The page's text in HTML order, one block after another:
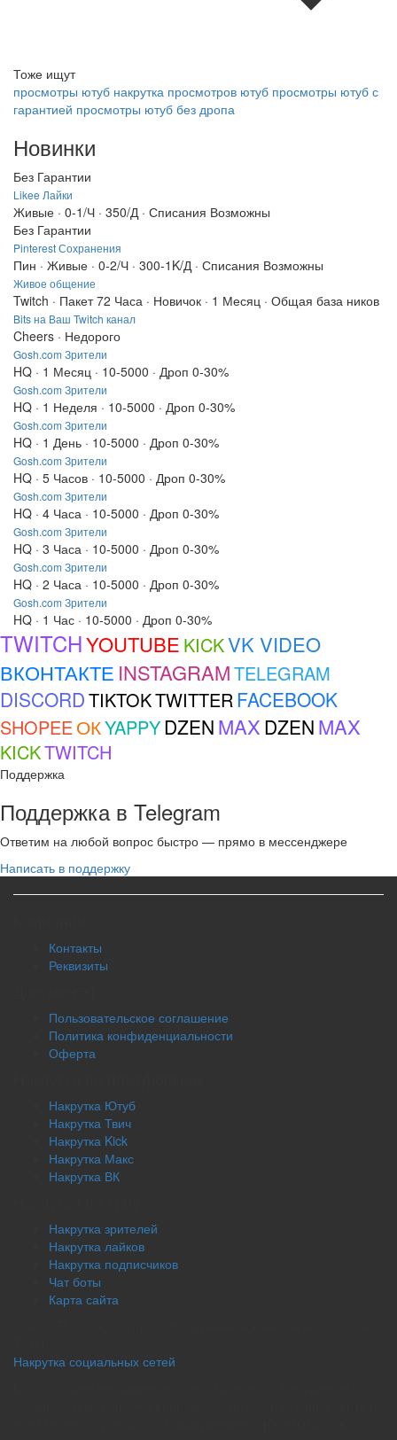
Тоже ищут
просмотры ютуб накрутка просмотров ютуб просмотры ютуб с
гарантией просмотры ютуб без дропа
Новинки
Без Гарантии
Likee Лайки
Живые · 0-1/Ч · 350/Д · Списания Возможны
Без Гарантии
Pinterest Сохранения
Пин · Живые · 0-2/Ч · 300-1K/Д · Списания Возможны
Живое общение
Twitch · Пакет 72 Часа · Новичок · 1 Месяц · Общая база ников
Bits на Ваш Twitch канал
Cheers · Недорого
Gosh.com Зрители
HQ · 1 Месяц · 10-5000 · Дроп 0-30%
Gosh.com Зрители
HQ · 1 Неделя · 10-5000 · Дроп 0-30%
Gosh.com Зрители
HQ · 1 День · 10-5000 · Дроп 0-30%
Gosh.com Зрители
HQ · 5 Часов · 10-5000 · Дроп 0-30%
Gosh.com Зрители
HQ · 4 Часа · 10-5000 · Дроп 0-30%
Gosh.com Зрители
HQ · 3 Часа · 10-5000 · Дроп 0-30%
Gosh.com Зрители
HQ · 2 Часа · 10-5000 · Дроп 0-30%
Gosh.com Зрители
HQ · 1 Час · 10-5000 · Дроп 0-30%
TWITCHYOUTUBE KICKVK VIDEO
ВКОНТАКТЕ INSTAGRAMTELEGRAM
DISCORDTIKTOKTWITTERFACEBOOK
SHOPEEОКYAPPYDZEN MAX DZEN MAX
KICKTWITCH
Поддержка
Поддержка в Telegram
Ответим на любой вопрос быстро — прямо в мессенджере
Написать в поддержку
Контакты
Реквизиты
Пользовательское соглашение
Политика конфиденциальности
Оферта
Накрутка Ютуб
Накрутка Твич
Накрутка Kick
Накрутка Макс
Накрутка ВК
Накрутка зрителей
Накрутка лайков
Накрутка подписчиков
Чат боты
Карта сайта
Накрутка социальных сетей